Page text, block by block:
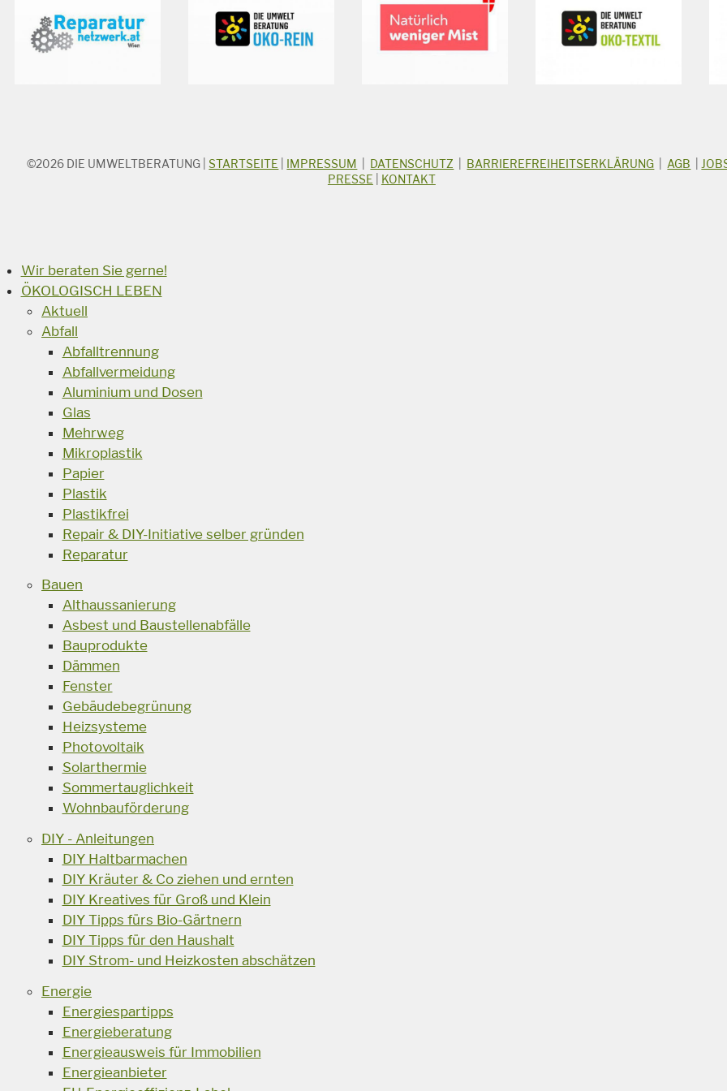
©2026 DIE UMWELTBERATUNG |STARTSEITE IMPRESSUM DATENSCHUTZ BARRIEREFREIHEITSERKLÄRUNG |AGB |
PRESSE
KONTAKT
Wir beraten Sie gerne!
ÖKOLOGISCH LEBEN
Aktuell
Abfall
Abfalltrennung
Abfallvermeidung
Aluminium und Dosen
Glas
Mehrweg
Mikroplastik
Papier
Plastik
Plastikfrei
Repair & DIY-Initiative selber gründen
Reparatur
Bauen
Althaussanierung
Asbest und Baustellenabfälle
Bauprodukte
Dämmen
Fenster
Gebäudebegrünung
Heizsysteme
Photovoltaik
Solarthermie
Sommertauglichkeit
Wohnbauförderung
DIY - Anleitungen
DIY Haltbarmachen
DIY Kräuter & Co ziehen und ernten
DIY Kreatives für Groß und Klein
DIY Tipps fürs Bio-Gärtnern
DIY Tipps für den Haushalt
DIY Strom- und Heizkosten abschätzen
Energie
Energiespartipps
Energieberatung
Energieausweis für Immobilien
Energieanbieter